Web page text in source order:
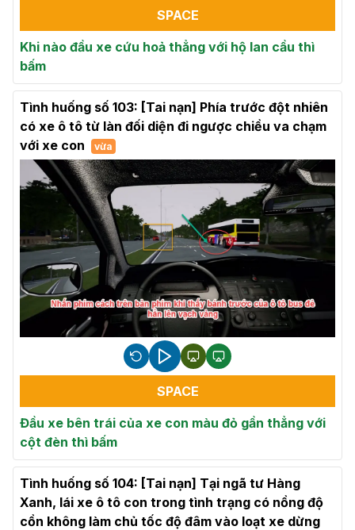
SPACE
Khi nào đầu xe cứu hoả thẳng với hộ lan cầu thì
bấm
Tình huống số 103: [Tai nạn] Phía trước đột nhiên
có xe ô tô từ làn đối diện đi ngược chiều va chạm
với xe con
vừa
SPACE
Đầu xe bên trái của xe con màu đỏ gần thẳng với
cột đèn thì bấm
Tình huống số 104: [Tai nạn] Tại ngã tư Hàng
Xanh, lái xe ô tô con trong tình trạng có nồng độ
cồn không làm chủ tốc độ đâm vào loạt xe dừng